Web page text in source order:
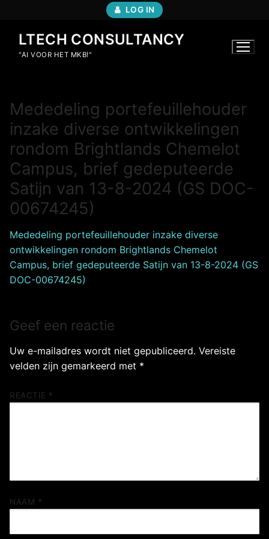
inhoud
LOG IN
LTECH CONSULTANCY
"AI VOOR HET MKB!"
Mededeling portefeuillehouder
inzake diverse ontwikkelingen
rondom Brightlands Chemelot
Campus, brief gedeputeerde
Satijn van 13-8-2024 (GS DOC-
00674245)
Mededeling portefeuillehouder inzake diverse
ontwikkelingen rondom Brightlands Chemelot
Campus, brief gedeputeerde Satijn van 13-8-2024 (GS
DOC-00674245)
Geef een reactie
Uw e-mailadres wordt niet gepubliceerd. Vereiste
velden zijn gemarkeerd met *
REACTIE *
NAAM *